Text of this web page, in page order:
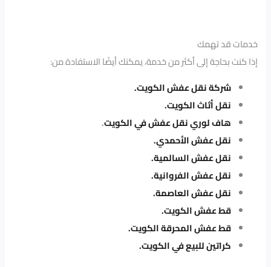
خدمات قد تهمك
إذا كنت بحاجة إلى أكثر من خدمة، يمكنك أيضًا الاستفادة من:
شركة نقل عفش الكويت.
نقل أثاث الكويت.
هاف لوري نقل عفش في الكويت.
نقل عفش الأحمدي.
نقل عفش السالمية.
نقل عفش الفروانية.
نقل عفش العاصمة.
قط عفش الكويت.
قط عفش المحرقة الكويت.
كراتين للبيع في الكويت.